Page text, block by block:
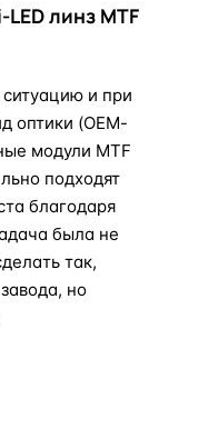
линз MTF
и при
оптики (OEM-
модули MTF
подходят
благодаря
была не
так,
но